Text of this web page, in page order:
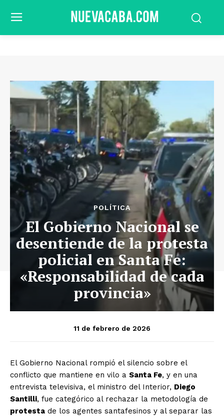
POLÍTICA
El Gobierno Nacional se
desentiende de la protesta
policial en Santa Fe:
«Responsabilidad de cada
provincia»
11 de febrero de 2026
El Gobierno Nacional rompió el silencio sobre el
conflicto que mantiene en vilo a Santa Fe, y en una
entrevista televisiva, el ministro del Interior, Diego
Santilli, fue categórico al rechazar la metodología de
protesta de los agentes santafesinos y al separar las